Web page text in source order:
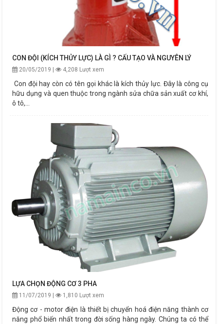
CON ĐỘI (KÍCH THỦY LỰC) LÀ GÌ ? CẤU TẠO VÀ NGUYÊN LÝ
20/05/2019 | 4,208 Lượt xem
Con đội hay còn có tên gọi khác là kích thủy lực. Đây là công cụ
hữu dụng và quen thuộc trong ngành sửa chữa sản xuất cơ khí,
ô tô,...
LỰA CHỌN ĐỘNG CƠ 3 PHA
11/07/2019 | 1,810 Lượt xem
Động cơ - motor điện là thiết bị chuyển hoá điện năng thành cơ
năng phổ biến nhất trong đời sống hàng ngày. Chúng ta có thể